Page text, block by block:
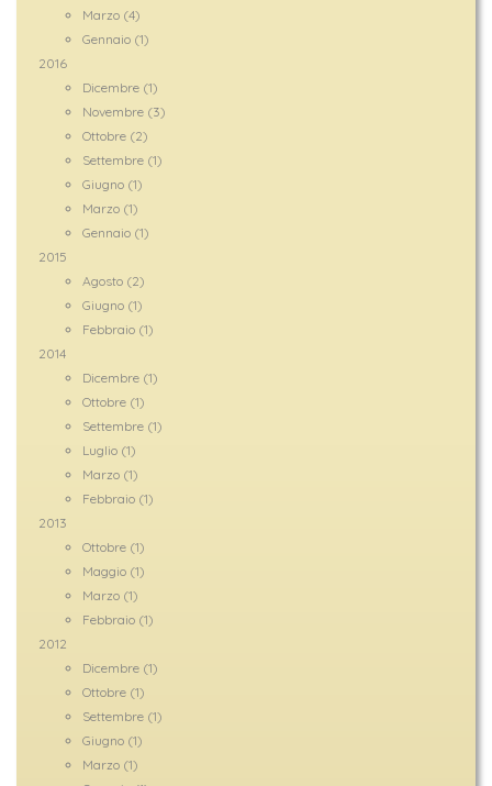
Marzo (4)
Gennaio (1)
2016
Dicembre (1)
Novembre (3)
Ottobre (2)
Settembre (1)
Giugno (1)
Marzo (1)
Gennaio (1)
2015
Agosto (2)
Giugno (1)
Febbraio (1)
2014
Dicembre (1)
Ottobre (1)
Settembre (1)
Luglio (1)
Marzo (1)
Febbraio (1)
2013
Ottobre (1)
Maggio (1)
Marzo (1)
Febbraio (1)
2012
Dicembre (1)
Ottobre (1)
Settembre (1)
Giugno (1)
Marzo (1)